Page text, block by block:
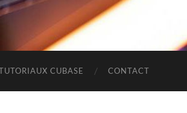
CUBASE CONTACT